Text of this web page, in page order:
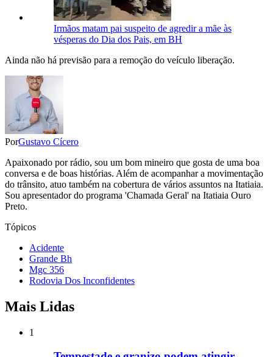
Irmãos matam pai suspeito de agredir a mãe às
vésperas do Dia dos Pais, em BH
Ainda não há previsão para a remoção do veículo liberação.
PorGustavo Cícero
Apaixonado por rádio, sou um bom mineiro que gosta de uma boa
conversa e de boas histórias. Além de acompanhar a movimentação
do trânsito, atuo também na cobertura de vários assuntos na Itatiaia.
Sou apresentador do programa 'Chamada Geral' na Itatiaia Ouro
Preto.
Tópicos
Acidente
Grande Bh
Mgc 356
Rodovia Dos Inconfidentes
Mais Lidas
1